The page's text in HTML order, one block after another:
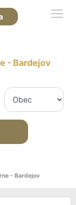
- Bardejov
- Bardejov